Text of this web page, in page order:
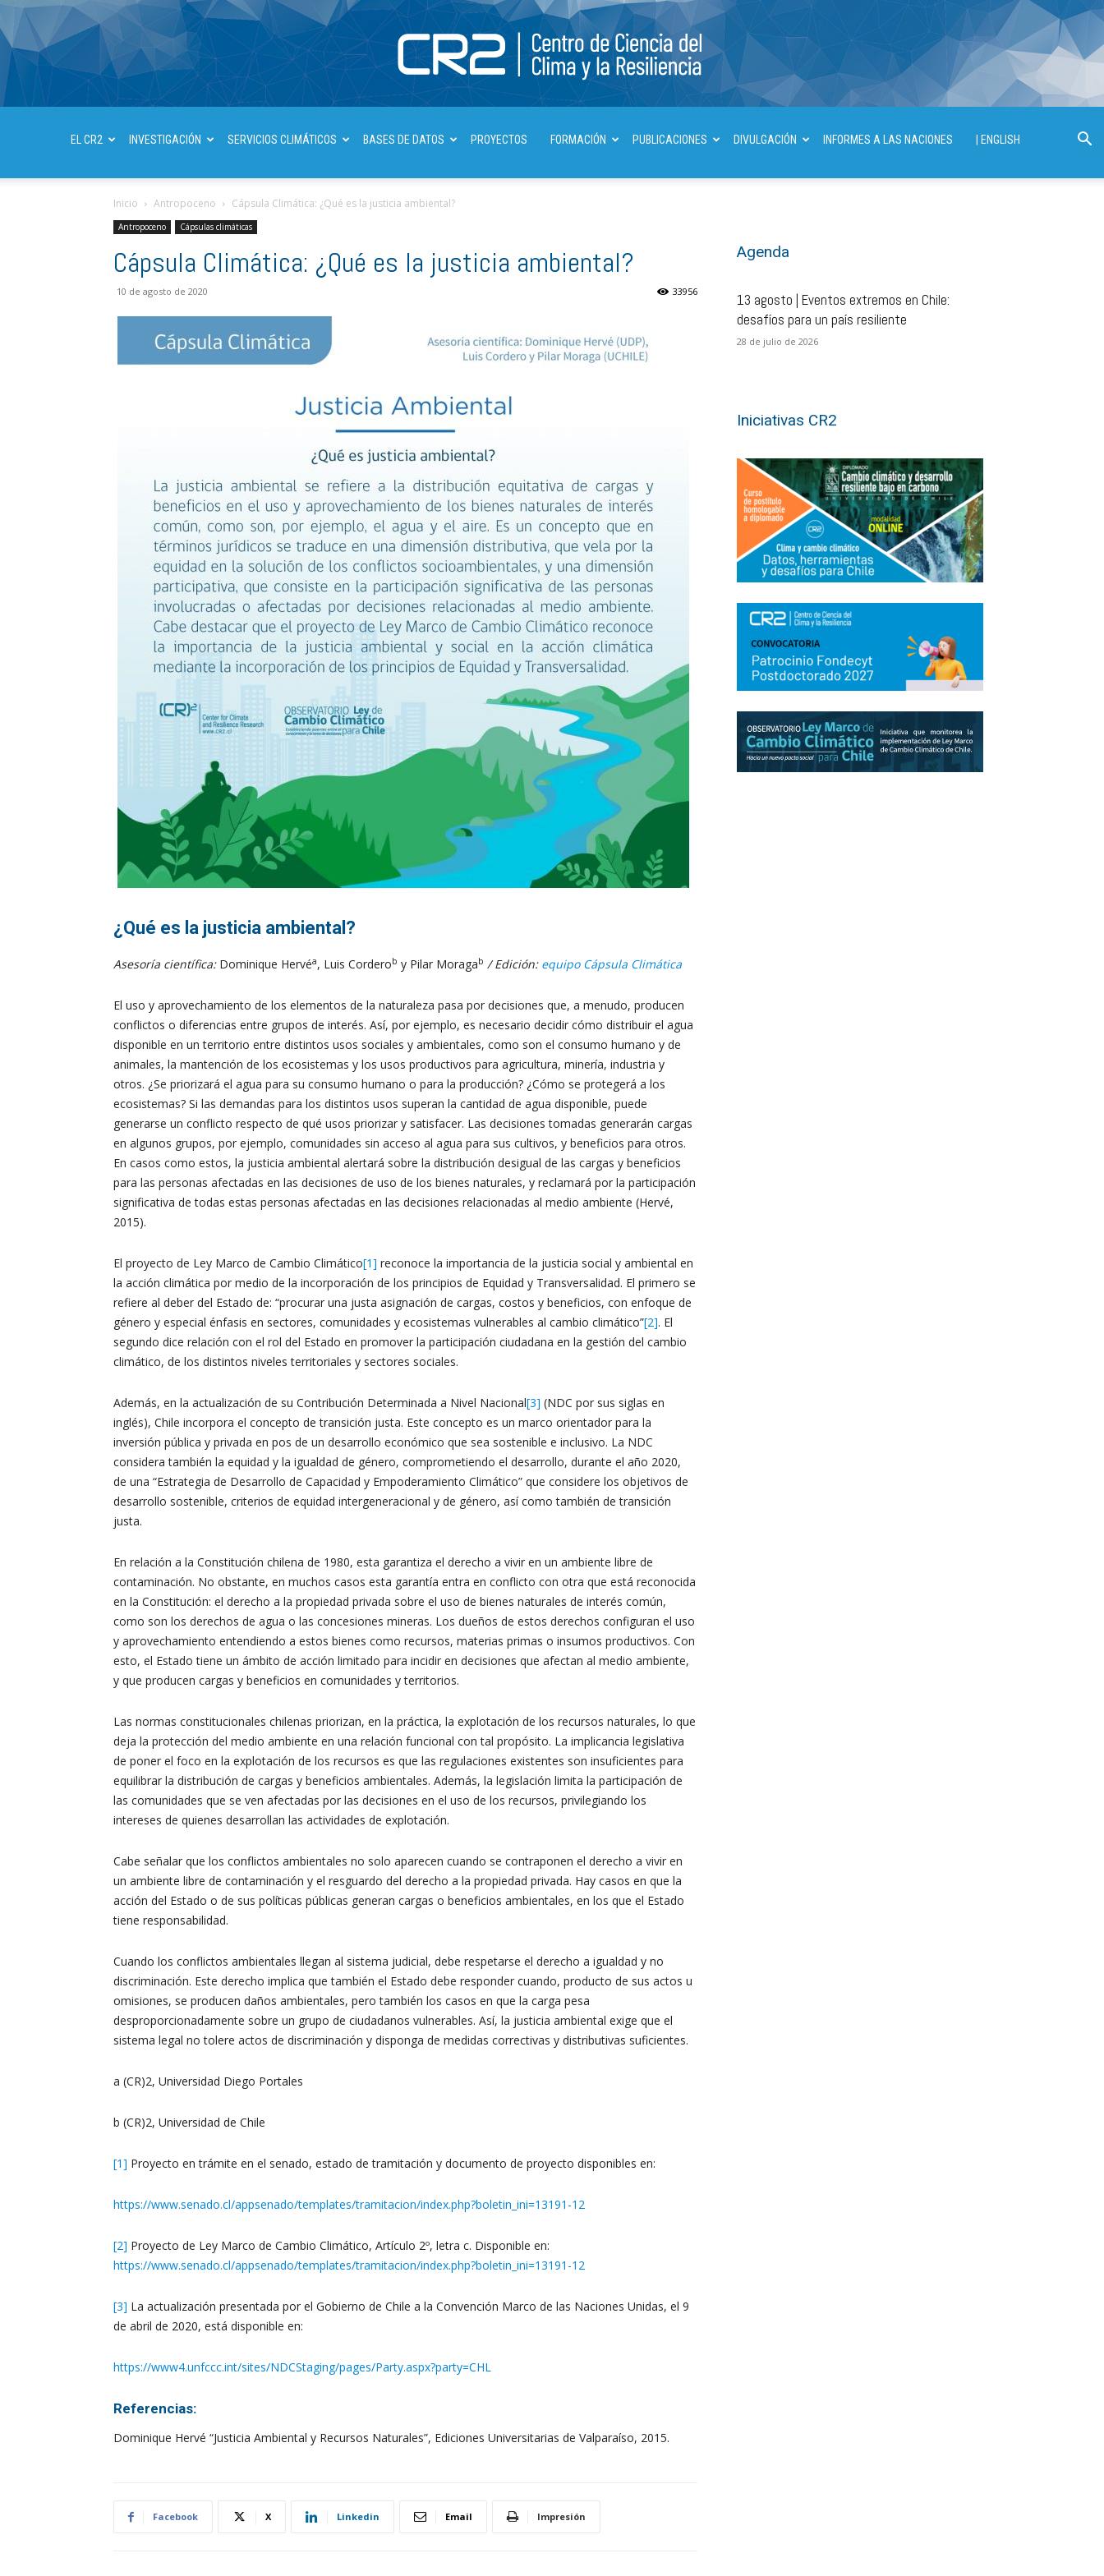
Centro
Ciencia
Clima
y
Resiliencia
CR2
EL CR2 INVESTIGACIÓN SERVICIOS CLIMÁTICOS BASES DE DATOS PROYECTOS FORMACIÓN PUBLICACIONES DIVULGACIÓN INFORMES A LAS NACIONES | ENGLISH
Inicio Antropoceno Cápsula Climática: ¿Qué es la justicia ambiental?
Antropoceno Cápsulas climáticas
Cápsula Climática: ¿Qué es la justicia ambiental?
10 de agosto de 2020 33956
¿Qué es la justicia ambiental?
Asesoría científica: Dominique Hervéa, Luis Corderob y Pilar Moragab / Edición: equipo Cápsula Climática
El uso y aprovechamiento de los elementos de la naturaleza pasa por decisiones que, a menudo, producen
conflictos o diferencias entre grupos de interés. Así, por ejemplo, es necesario decidir cómo distribuir el agua
disponible en un territorio entre distintos usos sociales y ambientales, como son el consumo humano y de
animales, la mantención de los ecosistemas y los usos productivos para agricultura, minería, industria y
otros. ¿Se priorizará el agua para su consumo humano o para la producción? ¿Cómo se protegerá a los
ecosistemas? Si las demandas para los distintos usos superan la cantidad de agua disponible, puede
generarse un conflicto respecto de qué usos priorizar y satisfacer. Las decisiones tomadas generarán cargas
en algunos grupos, por ejemplo, comunidades sin acceso al agua para sus cultivos, y beneficios para otros.
En casos como estos, la justicia ambiental alertará sobre la distribución desigual de las cargas y beneficios
para las personas afectadas en las decisiones de uso de los bienes naturales, y reclamará por la participación
significativa de todas estas personas afectadas en las decisiones relacionadas al medio ambiente (Hervé,
2015).
El proyecto de Ley Marco de Cambio Climático[1] reconoce la importancia de la justicia social y ambiental en
la acción climática por medio de la incorporación de los principios de Equidad y Transversalidad. El primero se
refiere al deber del Estado de: “procurar una justa asignación de cargas, costos y beneficios, con enfoque de
género y especial énfasis en sectores, comunidades y ecosistemas vulnerables al cambio climático”[2]. El
segundo dice relación con el rol del Estado en promover la participación ciudadana en la gestión del cambio
climático, de los distintos niveles territoriales y sectores sociales.
Además, en la actualización de su Contribución Determinada a Nivel Nacional[3] (NDC por sus siglas en
inglés), Chile incorpora el concepto de transición justa. Este concepto es un marco orientador para la
inversión pública y privada en pos de un desarrollo económico que sea sostenible e inclusivo. La NDC
considera también la equidad y la igualdad de género, comprometiendo el desarrollo, durante el año 2020,
de una “Estrategia de Desarrollo de Capacidad y Empoderamiento Climático” que considere los objetivos de
desarrollo sostenible, criterios de equidad intergeneracional y de género, así como también de transición
justa.
En relación a la Constitución chilena de 1980, esta garantiza el derecho a vivir en un ambiente libre de
contaminación. No obstante, en muchos casos esta garantía entra en conflicto con otra que está reconocida
en la Constitución: el derecho a la propiedad privada sobre el uso de bienes naturales de interés común,
como son los derechos de agua o las concesiones mineras. Los dueños de estos derechos configuran el uso
y aprovechamiento entendiendo a estos bienes como recursos, materias primas o insumos productivos. Con
esto, el Estado tiene un ámbito de acción limitado para incidir en decisiones que afectan al medio ambiente,
y que producen cargas y beneficios en comunidades y territorios.
Las normas constitucionales chilenas priorizan, en la práctica, la explotación de los recursos naturales, lo que
deja la protección del medio ambiente en una relación funcional con tal propósito. La implicancia legislativa
de poner el foco en la explotación de los recursos es que las regulaciones existentes son insuficientes para
equilibrar la distribución de cargas y beneficios ambientales. Además, la legislación limita la participación de
las comunidades que se ven afectadas por las decisiones en el uso de los recursos, privilegiando los
intereses de quienes desarrollan las actividades de explotación.
Cabe señalar que los conflictos ambientales no solo aparecen cuando se contraponen el derecho a vivir en
un ambiente libre de contaminación y el resguardo del derecho a la propiedad privada. Hay casos en que la
acción del Estado o de sus políticas públicas generan cargas o beneficios ambientales, en los que el Estado
tiene responsabilidad.
Cuando los conflictos ambientales llegan al sistema judicial, debe respetarse el derecho a igualdad y no
discriminación. Este derecho implica que también el Estado debe responder cuando, producto de sus actos u
omisiones, se producen daños ambientales, pero también los casos en que la carga pesa
desproporcionadamente sobre un grupo de ciudadanos vulnerables. Así, la justicia ambiental exige que el
sistema legal no tolere actos de discriminación y disponga de medidas correctivas y distributivas suficientes.
a (CR)2, Universidad Diego Portales
b (CR)2, Universidad de Chile
[1] Proyecto en trámite en el senado, estado de tramitación y documento de proyecto disponibles en:
https://www.senado.cl/appsenado/templates/tramitacion/index.php?boletin_ini=13191-12
[2] Proyecto de Ley Marco de Cambio Climático, Artículo 2º, letra c. Disponible en:
https://www.senado.cl/appsenado/templates/tramitacion/index.php?boletin_ini=13191-12
[3] La actualización presentada por el Gobierno de Chile a la Convención Marco de las Naciones Unidas, el 9
de abril de 2020, está disponible en:
https://www4.unfccc.int/sites/NDCStaging/pages/Party.aspx?party=CHL
Referencias:
Dominique Hervé “Justicia Ambiental y Recursos Naturales”, Ediciones Universitarias de Valparaíso, 2015.
Facebook X Linkedin Email Impresión
Agenda
13 agosto | Eventos extremos en Chile:
desafíos para un país resiliente
28 de julio de 2026
Iniciativas CR2